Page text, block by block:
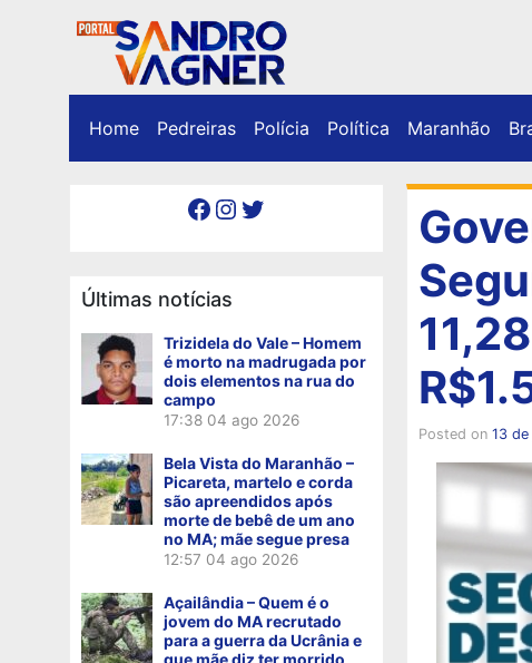
Home Pedreiras Polícia Política Maranhão
Facebook Instagram Twitter
Últimas notícias
Trizidela do Vale – Homem
é morto na madrugada por
dois elementos na rua do
campo
17:38 04 ago 2026
Bela Vista do Maranhão –
Picareta, martelo e corda
são apreendidos após
morte de bebê de um ano
no MA; mãe segue presa
12:57 04 ago 2026
Açailândia – Quem é o
jovem do MA recrutado
para a guerra da Ucrânia e
que mãe diz ter morrido
Posted on 13